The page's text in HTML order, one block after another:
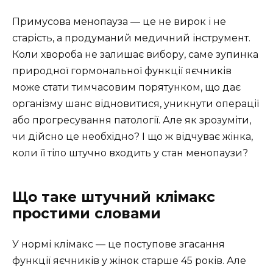
Примусова менопауза — це не вирок і не
старість, а продуманий медичний інструмент.
Коли хвороба не залишає вибору, саме зупинка
природної гормональної функції яєчників
може стати тимчасовим порятунком, що дає
організму шанс відновитися, уникнути операції
або прогресування патології. Але як зрозуміти,
чи дійсно це необхідно? І що ж відчуває жінка,
коли її тіло штучно входить у стан менопаузи?
Що таке штучний клімакс
простими словами
У нормі клімакс — це поступове згасання
функції яєчників у жінок старше 45 років. Але